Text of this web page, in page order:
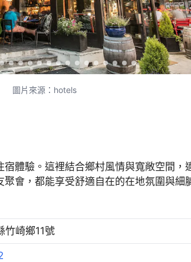
圖片來源：hotels
體驗。這裡結合鄉村風情與寬敞空間
會，都能享受舒適自在的在地氛圍與細
崎鄉11號